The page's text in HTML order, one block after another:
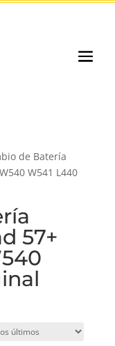
de Batería
W541 L440
57+